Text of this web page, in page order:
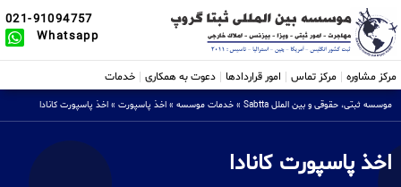
021-91094757
Whatsapp
مرکز مشاوره مرکز تماس امور قراردادها دعوت به همکاری خدمات
موسسه ثبتی، حقوقی و بین الملل Sabtta » خدمات موسسه » اخذ پاسپورت » اخذ پاسپورت کانادا
اخذ پاسپورت کانادا